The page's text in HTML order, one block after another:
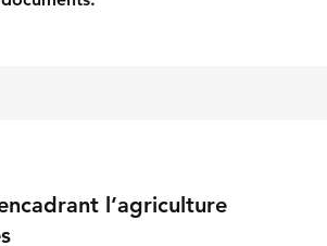
l’agriculture